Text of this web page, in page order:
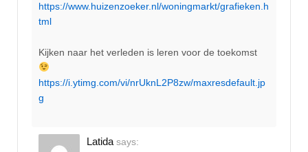
https://www.huizenzoeker.nl/woningmarkt/grafieken.h
tml
Kijken naar het verleden is leren voor de toekomst
https://i.ytimg.com/vi/nrUknL2P8zw/maxresdefault.jp
g
Latida says: